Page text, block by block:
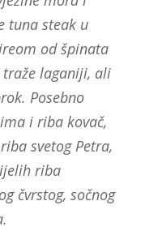
tuna steak u
od špinata
laganiji, ali
Posebno
i riba kovač,
svetog Petra,
riba
čvrstog, sočnog